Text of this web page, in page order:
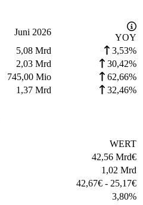
Juni 2026
YOY
5,08 Mrd
3,53%
2,03 Mrd
30,42%
745,00 Mio
62,66%
1,37 Mrd 32,46%
WERT
42,56 Mrd€
1,02 Mrd
42,67€ - 25,17€
3,80%